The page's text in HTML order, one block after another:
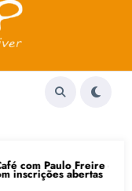
abertas
Freire convida: ato